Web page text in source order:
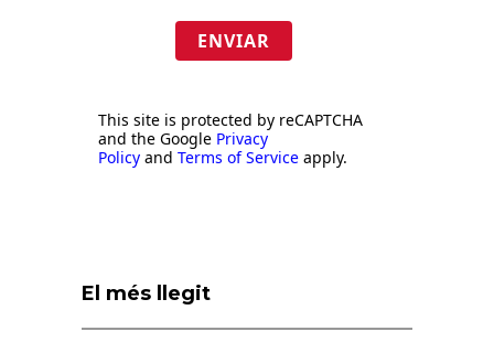
ENVIAR
This site is protected by reCAPTCHA
and the Google Privacy
Policy and Terms of Service apply.
El més llegit